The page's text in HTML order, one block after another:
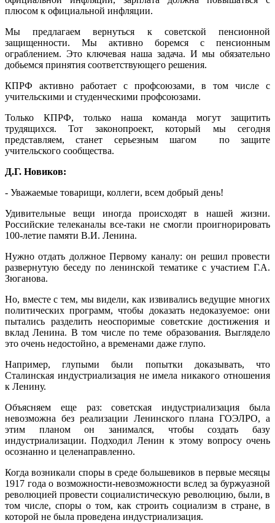
плюсом к официальной инфляции.
Мы предлагаем вернуться к советской пенсионной
защищенности. Мы активно боремся с пенсионным
ограблением. Это ключевая наша задача. И мы обязательно
добьемся принятия соответствующего решения.
КПРФ активно работает с профсоюзами, в том числе с
учительскими и студенческими профсоюзами.
Только КПРФ, только наша команда могут защитить
трудящихся. Тот законопроект, который мы сегодня
представляем, станет серьезным шагом по защите
учительского сообщества.
Д.Г. Новиков:
- Уважаемые товарищи, коллеги, всем добрый день!
Удивительные вещи иногда происходят в нашей жизни.
Российские телеканалы все-таки не смогли проигнорировать
100-летие памяти В.И. Ленина.
Нужно отдать должное Первому каналу: он решил провести
развернутую беседу по ленинской тематике с участием Г.А.
Зюганова.
Но, вместе с тем, мы видели, как извивались ведущие многих
политических программ, чтобы доказать недоказуемое: они
пытались разделить неоспоримые советские достижения и
вклад Ленина. В том числе по теме образования. Выглядело
это очень недостойно, а временами даже глупо.
Например, глупыми были попытки доказывать, что
Сталинская индустриализация не имела никакого отношения
к Ленину.
Объясняем еще раз: советская индустриализация была
невозможна без реализации Ленинского плана ГОЭЛРО, а
этим планом он занимался, чтобы создать базу
индустриализации. Подходил Ленин к этому вопросу очень
осознанно и целенаправленно.
Когда возникали споры в среде большевиков в первые месяцы
1917 года о возможности-невозможности вслед за буржуазной
революцией провести социалистическую революцию, были, в
том числе, споры о том, как строить социализм в стране, в
которой не была проведена индустриализация.